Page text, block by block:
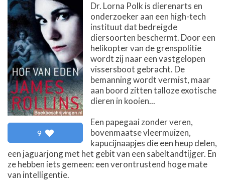
9
Dr. Lorna Polk is dierenarts en
onderzoeker aan een high-tech
instituut dat bedreigde
diersoorten beschermt. Door een
helikopter van de grenspolitie
wordt zij naar een vastgelopen
vissersboot gebracht. De
bemanning wordt vermist, maar
aan boord zitten talloze exotische
dieren in kooien...
Een papegaai zonder veren,
bovenmaatse vleermuizen,
kapucijnaapjes die een heup delen,
een jaguarjong met het gebit van een sabeltandtijger. En
ze hebben iets gemeen: een verontrustend hoge mate
van intelligentie.